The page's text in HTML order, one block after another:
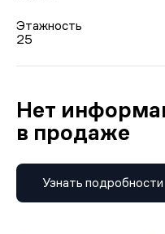
Этажность
25
Нет
в продаже
Узнать подробности